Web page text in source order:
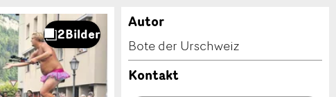
Autor
Bote der Urschweiz
Kontakt